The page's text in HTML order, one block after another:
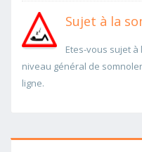
Sujet à la
Etes-vous sujet
niveau général de
ligne.